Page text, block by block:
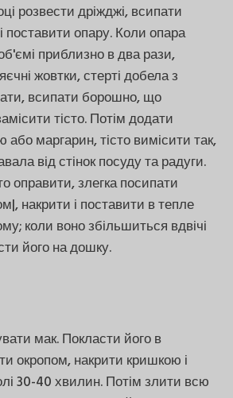
розвести дріжджі, всипати
поставити опару. Коли опара
приблизно в два рази,
жовтки, стерті добела з
всипати борошно, що
тісто. Потім додати
або маргарин, тісто вимісити так,
від стінок посуду та радуги.
оправити, злегка посипати
накрити і поставити в тепле
коли воно збільшиться вдвічі
його на дошку.
мак. Покласти його в
окропом, накрити кришкою і
30-40 хвилин. Потім злити всю